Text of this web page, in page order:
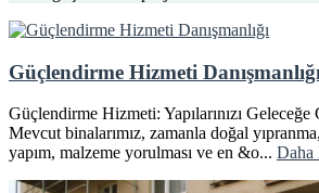
Güçlendirme Hizmeti Danışmanlığı
Güçlendirme Hizmeti: Yapılarınızı Geleceğe
Mevcut binalarımız, zamanla doğal
yapım, malzeme yorulması ve en &o... Daha